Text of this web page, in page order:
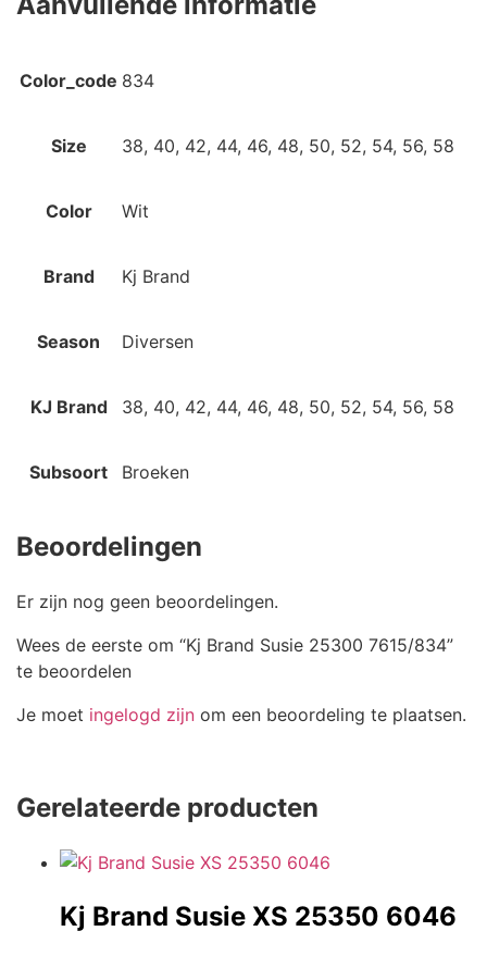
Color_code 834
Size 38, 40, 42, 44, 46, 48, 50, 52, 54, 56, 58
Color Wit
Brand Kj Brand
Season Diversen
KJ Brand 38, 40, 42, 44, 46, 48, 50, 52, 54, 56, 58
Subsoort Broeken
Beoordelingen
Er zijn nog geen beoordelingen.
Wees de eerste om “Kj Brand Susie 25300 7615/834”
te beoordelen
Je moet ingelogd zijn om een beoordeling te plaatsen.
Gerelateerde producten
Kj Brand Susie XS 25350 6046